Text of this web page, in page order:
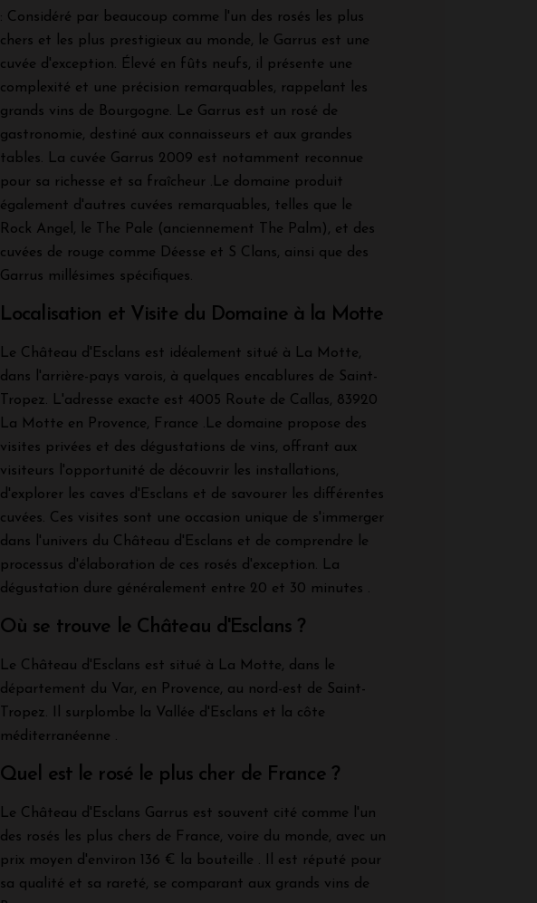
: Considéré par beaucoup comme l'un des rosés les plus
chers et les plus prestigieux au monde, le Garrus est une
cuvée d'exception. Élevé en fûts neufs, il présente une
complexité et une précision remarquables, rappelant les
grands vins de Bourgogne. Le Garrus est un rosé de
gastronomie, destiné aux connaisseurs et aux grandes
tables. La cuvée Garrus 2009 est notamment reconnue
pour sa richesse et sa fraîcheur .Le domaine produit
également d'autres cuvées remarquables, telles que le
Rock Angel, le The Pale (anciennement The Palm), et des
cuvées de rouge comme Déesse et S Clans, ainsi que des
Garrus millésimes spécifiques.
Localisation et Visite du Domaine à la Motte
Le Château d'Esclans est idéalement situé à La Motte,
dans l'arrière-pays varois, à quelques encablures de Saint-
Tropez. L'adresse exacte est 4005 Route de Callas, 83920
La Motte en Provence, France .Le domaine propose des
visites privées et des dégustations de vins, offrant aux
visiteurs l'opportunité de découvrir les installations,
d'explorer les caves d'Esclans et de savourer les différentes
cuvées. Ces visites sont une occasion unique de s'immerger
dans l'univers du Château d'Esclans et de comprendre le
processus d'élaboration de ces rosés d'exception. La
dégustation dure généralement entre 20 et 30 minutes .
Où se trouve le Château d'Esclans ?
Le Château d'Esclans est situé à La Motte, dans le
département du Var, en Provence, au nord-est de Saint-
Tropez. Il surplombe la Vallée d'Esclans et la côte
méditerranéenne .
Quel est le rosé le plus cher de France ?
Le Château d'Esclans Garrus est souvent cité comme l'un
des rosés les plus chers de France, voire du monde, avec un
prix moyen d'environ 136 € la bouteille . Il est réputé pour
sa qualité et sa rareté, se comparant aux grands vins de